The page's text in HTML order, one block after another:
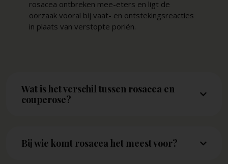
rosacea ontbreken mee-eters en ligt de
oorzaak vooral bij vaat- en ontstekingsreacties
in plaats van verstopte poriën.
Wat is het verschil tussen rosacea en
couperose?
Bij wie komt rosacea het meest voor?